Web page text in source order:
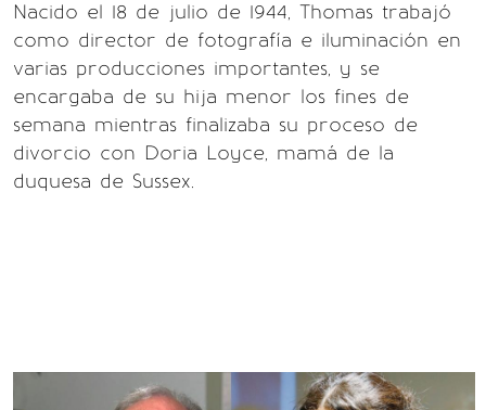
Nacido el 18 de julio de 1944, Thomas trabajó
como director de fotografía e iluminación en
varias producciones importantes, y se
encargaba de su hija menor los fines de
semana mientras finalizaba su proceso de
divorcio con Doria Loyce, mamá de la
duquesa de Sussex.